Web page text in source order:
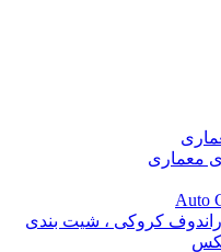
معماری
کروکی ، شیت بندی